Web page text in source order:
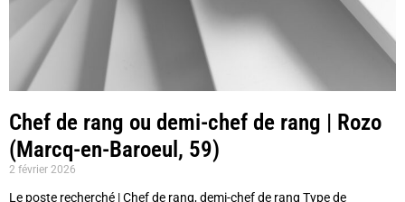
Chef de rang ou demi-chef de rang | Rozo
(Marcq-en-Baroeul, 59)
2 février 2026
Le poste recherché | Chef de rang, demi-chef de rang Type de